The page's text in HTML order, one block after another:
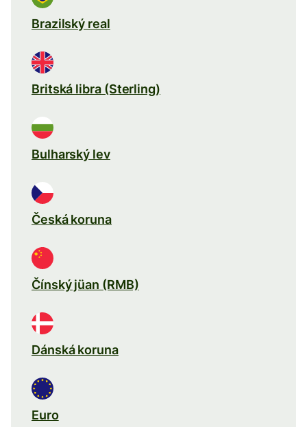
Brazilský real
Britská libra (Sterling)
Bulharský lev
Česká koruna
Čínský jüan (RMB)
Dánská koruna
Euro